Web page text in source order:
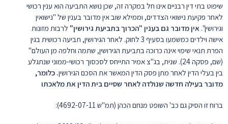
שיפוט בתי דין רבניים אינו חל במקרה זה, שכן נושא התביעה הוא ענין רכושי
לאחר פקיעת נישואי הצדדים, וממילא שוב אין מדובר בענין של "נישואין
וגירושין". אין מדובר גם בענין "הכרוך בתביעת גירושין" לרבות מזונות
אישה וילדים כמשמעו בסעיף 3 לחוק. לאחר הגירושין, תביעה רכושית בגין
הפרת תנאי שיפוי אינה כרוכה בתביעת הגירושין, שתמה וחלפה מן העולם"
(שם, פסקה 24). שנית, בג"צ אמיר התייחס לסכסוך רכושי-ממוני שנתגלע
בין בעלי הדין לאחר מתן פסק הדין המאשר את הסכם הגירושין. כלומר,
מדובר בעילה חדשה שנולדה לאחר שסיים בית הדין את מלאכתו
ברוח זו הסיק גם כב' השופט מנחם הכהן (תמ"ש 4692-07-11):